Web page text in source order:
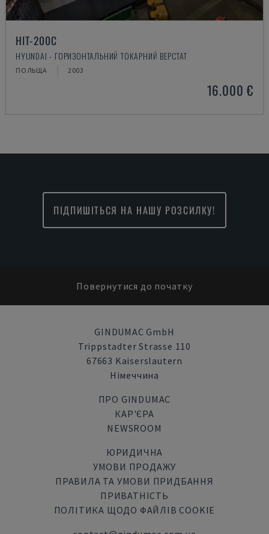
HIT-200C
HYUNDAI - ГОРИЗОНТАЛЬНИЙ ТОКАРНИЙ ВЕРСТАТ
ПОЛЬЩА 2003
16.000 €
ПІДПИШІТЬСЯ НА НАШУ РОЗСИЛКУ!
Повернутися до початку
GINDUMAC GmbH
Trippstadter Strasse 110
67663 Kaiserslautern
Німеччина
ПРО GINDUMAC
КАР'ЄРА
NEWSROOM
ЮРИДИЧНА
УМОВИ ПРОДАЖУ
ПРАВИЛА ТА УМОВИ ПРИДБАННЯ
ПРИВАТНІСТЬ
ПОЛІТИКА ЩОДО ФАЙЛІВ COOKIE